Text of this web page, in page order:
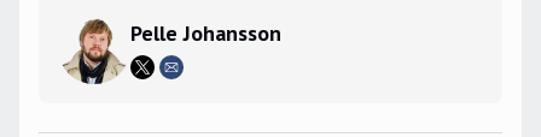
Pelle Johansson